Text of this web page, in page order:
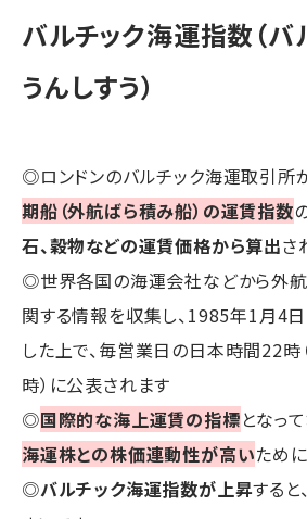
バルチック海運指数（バ
うんしすう）
◎ロンドンのバルチック海運取引所
期船（外航ばら積み船）の運賃指数
石、穀物などの運賃価格から算出さ
◎世界各国の海運会社などから外
関する情報を収集し、1985年1月4
した上で、毎営業日の日本時間22時
時）に公表されます
◎国際的な海上運賃の指標となっ
海運株との株価連動性が高いため
◎バルチック海運指数が上昇すると、